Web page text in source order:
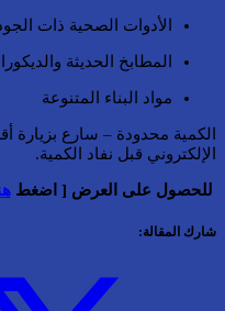
الأدوات الصحية ذات
المطابخ الحديثة
مواد البناء المتنوعة
الكمية محدودة – سارع بزيارة
الإلكتروني قبل نفاد الكمية.
للحصول على العرض [ اضغط
شارك المقالة: